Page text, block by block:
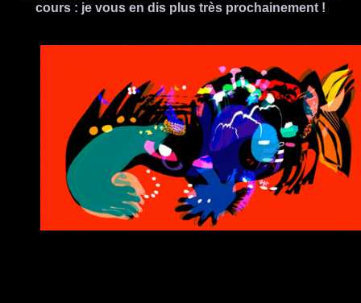
cours : je vous en dis plus très prochainement !